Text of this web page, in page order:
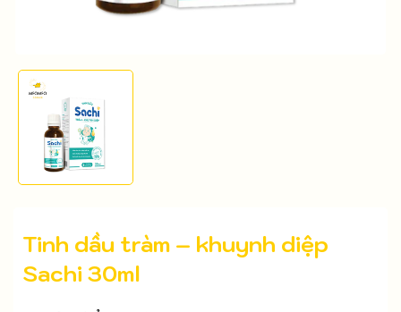
Tinh dầu tràm – khuynh diệp
Sachi 30ml